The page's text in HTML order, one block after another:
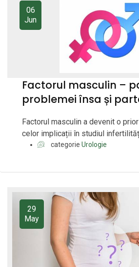
06
Jun
Factorul masculin –
problemei însa și
Factorul masculin a devenit o
celor implicații în studiul
categorie Urologie
29
May